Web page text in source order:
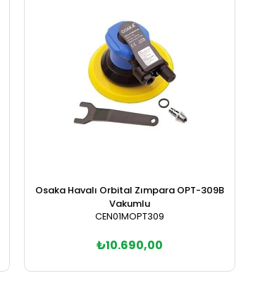
Osaka Havalı Orbital Zımpara OPT-309B
Vakumlu
CEN01MOPT309
₺10.690,00